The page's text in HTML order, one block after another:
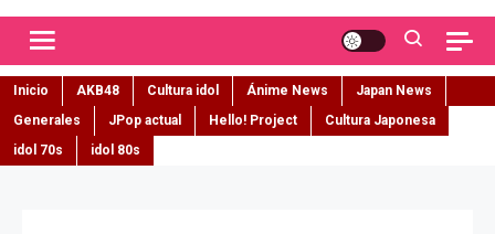
Inicio AKB48 Cultura idol Ánime News
Japan News
Generales
JPop actual Hello! Project
Cultura Japonesa
idol 70s
idol 80s